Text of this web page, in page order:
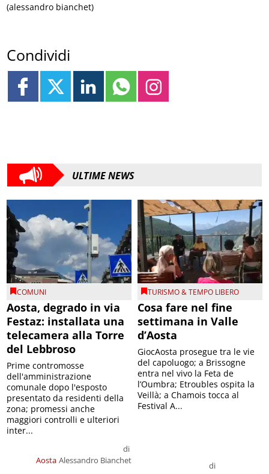
(alessandro bianchet)
Condividi
ULTIME NEWS
COMUNI
Aosta, degrado in via
Festaz: installata una
telecamera alla Torre
del Lebbroso
Aosta
di
Alessandro Bianchet
Prime contromosse
dell'amministrazione
comunale dopo l'esposto
presentato da residenti della
zona; promessi anche
maggiori controlli e ulteriori
inter...
TURISMO & TEMPO LIBERO
Cosa fare nel fine
settimana in Valle
d’Aosta
di
GiocAosta prosegue tra le vie
del capoluogo; a Brissogne
entra nel vivo la Feta de
l’Oumbra; Etroubles ospita la
Veillà; a Chamois tocca al
Festival A...